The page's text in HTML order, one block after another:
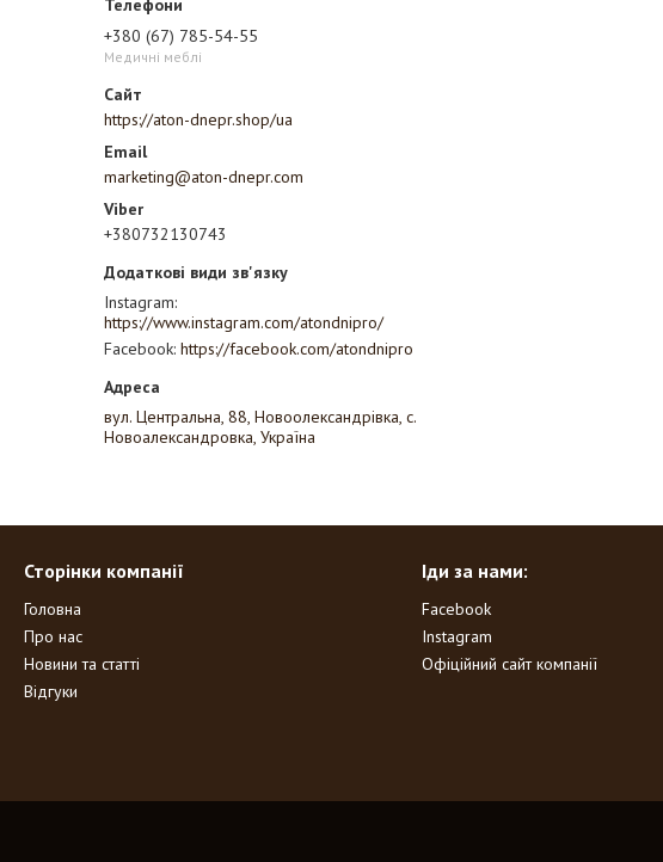
+380 (67) 785-54-55
Медичні меблі
https://aton-dnepr.shop/ua
marketing@aton-dnepr.com
+380732130743
Instagram
https://www.instagram.com/atondnipro/
Facebook https://facebook.com/atondnipro
вул. Центральна, 88, Новоолександрівка, с.
Новоалександровка, Україна
Сторінки компанії
Головна
Про нас
Новини та статті
Відгуки
Іди за нами:
Facebook
Instagram
Офіційний сайт компанії